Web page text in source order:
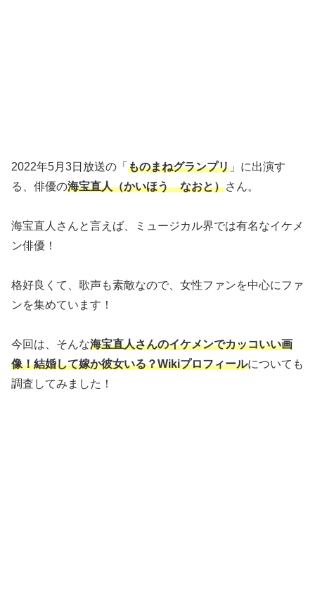
2022年5月3日放送の「 ものまねグランプリ 」に出演す
る、俳優の海宝直人（かいほう なおと）さん。
海宝直人さんと言えば、ミュージカル界では有名なイケメ
ン俳優！
格好良くて、歌声も素敵なので、女性ファンを中心にファ
ンを集めています！
今回は、そんな海宝直人さんのイケメンでカッコいい画
像！結婚して嫁か彼女いる？Wikiプロフィールについても
調査してみました！